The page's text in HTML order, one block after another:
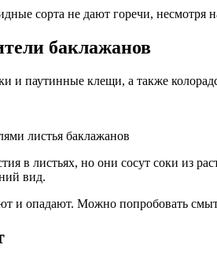
сорта не дают горечи, несмотря
баклажанов
и паутинные клещи, а также
листья баклажанов
в листьях, но они сосут соки из
вид.
и опадают. Можно попробовать